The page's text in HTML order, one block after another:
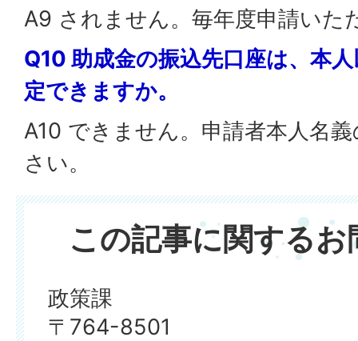
A9 されません。毎年度申請いた
Q10 助成金の振込先口座は、本
定できますか。
A10 できません。申請者本人名
さい。
この記事に関する
政策課
〒764-8501